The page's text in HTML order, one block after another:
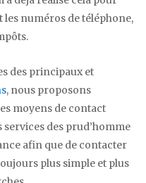
numéros de téléphone,
des principaux et
, nous proposons
moyens de contact
services des prud’homme
afin que de contacter
plus simple et plus